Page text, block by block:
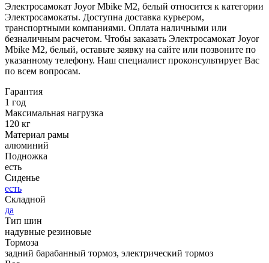
Электросамокат Joyor Mbike M2, белый относится к категории
Электросамокаты. Доступна доставка курьером,
транспортными компаниями. Оплата наличными или
безналичным расчетом. Чтобы заказать Электросамокат Joyor
Mbike M2, белый, оставьте заявку на сайте или позвоните по
указанному телефону. Наш специалист проконсультирует Вас
по всем вопросам.
Гарантия
1 год
Максимальная нагрузка
120 кг
Материал рамы
алюминий
Подножка
есть
Сиденье
есть
Складной
да
Тип шин
надувные резиновые
Тормоза
задний барабанный тормоз, электрический тормоз